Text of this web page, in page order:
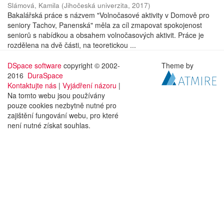
Slámová, Kamila (Jihočeská univerzita, 2017)
Bakalářská práce s názvem "Volnočasové aktivity v Domově pro
seniory Tachov, Panenská" měla za cíl zmapovat spokojenost
seniorů s nabídkou a obsahem volnočasových aktivit. Práce je
rozdělena na dvě části, na teoretickou ...
DSpace software copyright © 2002-
2016 DuraSpace
Kontaktujte nás | Vyjádření názoru |
Na tomto webu jsou používány
pouze cookies nezbytně nutné pro
zajištění fungování webu, pro které
není nutné získat souhlas.
Theme by